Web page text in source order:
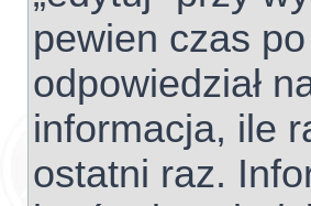
pewien czas
odpowiedział
informacja, ile
ostatni raz.